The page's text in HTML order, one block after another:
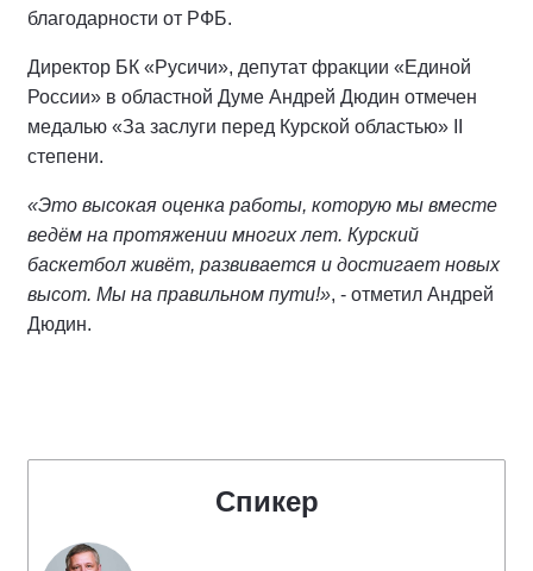
благодарности от РФБ.
Директор БК «Русичи», депутат фракции «Единой
России» в областной Думе Андрей Дюдин отмечен
медалью «За заслуги перед Курской областью» II
степени.
«Это высокая оценка работы, которую мы вместе
ведём на протяжении многих лет. Курский
баскетбол живёт, развивается и достигает новых
высот. Мы на правильном пути!», - отметил Андрей
Дюдин.
Спикер